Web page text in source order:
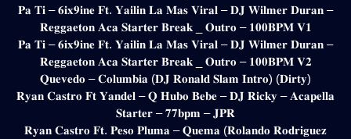
𝐏𝐚 𝐓𝐢 – 𝟔𝐢𝐱𝟗𝐢𝐧𝐞 𝐅𝐭. 𝐘𝐚𝐢𝐥𝐢𝐧 𝐋𝐚 𝐌𝐚𝐬 𝐕𝐢𝐫𝐚𝐥 – 𝐃𝐉 𝐖𝐢𝐥𝐦𝐞𝐫 𝐃𝐮𝐫𝐚𝐧 –
𝐑𝐞𝐠𝐠𝐚𝐞𝐭𝐨𝐧 𝐀𝐜𝐚 𝐒𝐭𝐚𝐫𝐭𝐞𝐫 𝐁𝐫𝐞𝐚𝐤 _ 𝐎𝐮𝐭𝐫𝐨 – 𝟏𝟎𝟎𝐁𝐏𝐌 𝐕𝟏
𝐏𝐚 𝐓𝐢 – 𝟔𝐢𝐱𝟗𝐢𝐧𝐞 𝐅𝐭. 𝐘𝐚𝐢𝐥𝐢𝐧 𝐋𝐚 𝐌𝐚𝐬 𝐕𝐢𝐫𝐚𝐥 – 𝐃𝐉 𝐖𝐢𝐥𝐦𝐞𝐫 𝐃𝐮𝐫𝐚𝐧 –
𝐑𝐞𝐠𝐠𝐚𝐞𝐭𝐨𝐧 𝐀𝐜𝐚 𝐒𝐭𝐚𝐫𝐭𝐞𝐫 𝐁𝐫𝐞𝐚𝐤 _ 𝐎𝐮𝐭𝐫𝐨 – 𝟏𝟎𝟎𝐁𝐏𝐌 𝐕𝟐
𝐐𝐮𝐞𝐯𝐞𝐝𝐨 – 𝐂𝐨𝐥𝐮𝐦𝐛𝐢𝐚 (𝐃𝐉 𝐑𝐨𝐧𝐚𝐥𝐝 𝐒𝐥𝐚𝐦 𝐈𝐧𝐭𝐫𝐨) (𝐃𝐢𝐫𝐭𝐲)
𝐑𝐲𝐚𝐧 𝐂𝐚𝐬𝐭𝐫𝐨 𝐅𝐭 𝐘𝐚𝐧𝐝𝐞𝐥 – 𝐐 𝐇𝐮𝐛𝐨 𝐁𝐞𝐛𝐞 – 𝐃𝐉 𝐑𝐢𝐜𝐤𝐲 – 𝐀𝐜𝐚𝐩𝐞𝐥𝐥𝐚
𝐒𝐭𝐚𝐫𝐭𝐞𝐫 – 𝟕𝟕𝐛𝐩𝐦 – 𝐉𝐏𝐑
𝐑𝐲𝐚𝐧 𝐂𝐚𝐬𝐭𝐫𝐨 𝐅𝐭. 𝐏𝐞𝐬𝐨 𝐏𝐥𝐮𝐦𝐚 – 𝐐𝐮𝐞𝐦𝐚 (𝐑𝐨𝐥𝐚𝐧𝐝𝐨 𝐑𝐨𝐝𝐫𝐢𝐠𝐮𝐞𝐳